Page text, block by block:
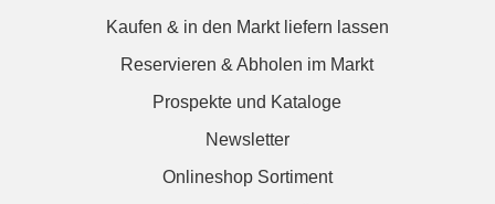
Kaufen & in den Markt liefern lassen
Reservieren & Abholen im Markt
Prospekte und Kataloge
Newsletter
Onlineshop Sortiment